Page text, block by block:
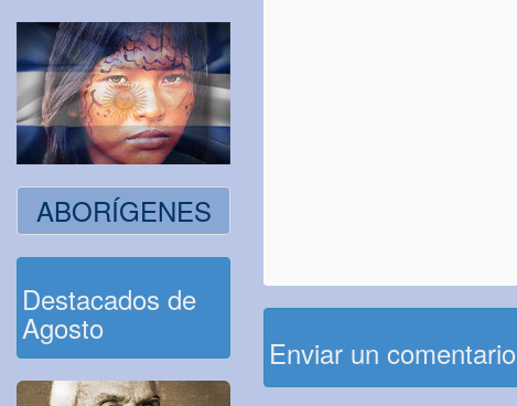
ABORÍGENES
Destacados de
Agosto
Enviar un comentario